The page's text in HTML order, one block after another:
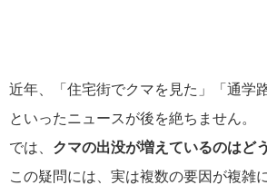
近年、「住宅街でクマを見た」「通学
といったニュースが後を絶ちません。
では、 クマの出没が増えているのはど
この疑問には、実は複数の要因が複雑